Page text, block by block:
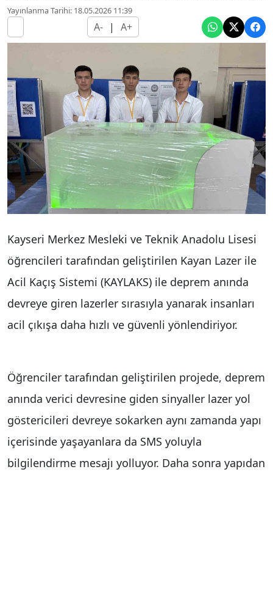
Yayınlanma Tarihi: 18.05.2026 11:39
A- | A+
Kayseri Merkez Mesleki ve Teknik Anadolu Lisesi
öğrencileri tarafından geliştirilen Kayan Lazer ile
Acil Kaçış Sistemi (KAYLAKS) ile deprem anında
devreye giren lazerler sırasıyla yanarak insanları
acil çıkışa daha hızlı ve güvenli yönlendiriyor.
Öğrenciler tarafından geliştirilen projede, deprem
anında verici devresine giden sinyaller lazer yol
göstericileri devreye sokarken aynı zamanda yapı
içerisinde yaşayanlara da SMS yoluyla
bilgilendirme mesajı yolluyor. Daha sonra yapıdan